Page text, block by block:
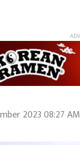
2023 08:27 AM